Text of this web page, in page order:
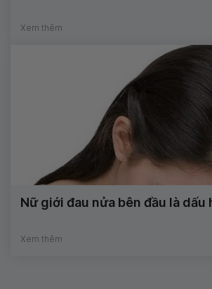
Xem thêm
Nữ giới đau nửa bên đầu là dấu
Xem thêm